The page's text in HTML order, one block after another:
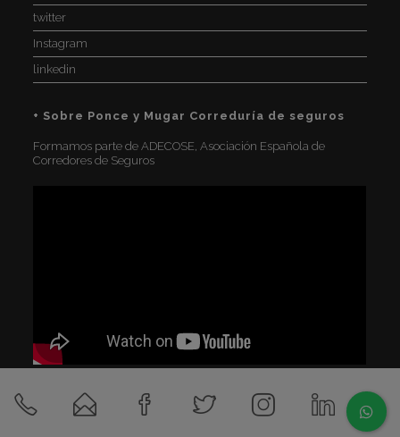
twitter
Instagram
linkedin
+ Sobre Ponce y Mugar Correduría de seguros
Formamos parte de ADECOSE, Asociación Española de
Corredores de Seguros